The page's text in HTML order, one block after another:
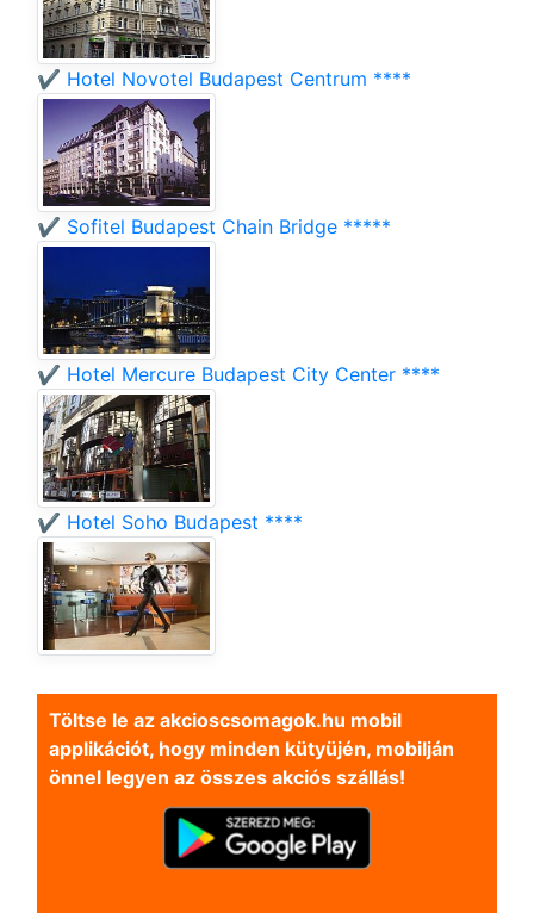
✔️ Hotel Novotel Budapest Centrum ****
✔️ Sofitel Budapest Chain Bridge *****
✔️ Hotel Mercure Budapest City Center ****
✔️ Hotel Soho Budapest ****
Töltse le az akcioscsomagok.hu mobil
applikációt, hogy minden kütyüjén, mobilján
önnel legyen az összes akciós szállás!